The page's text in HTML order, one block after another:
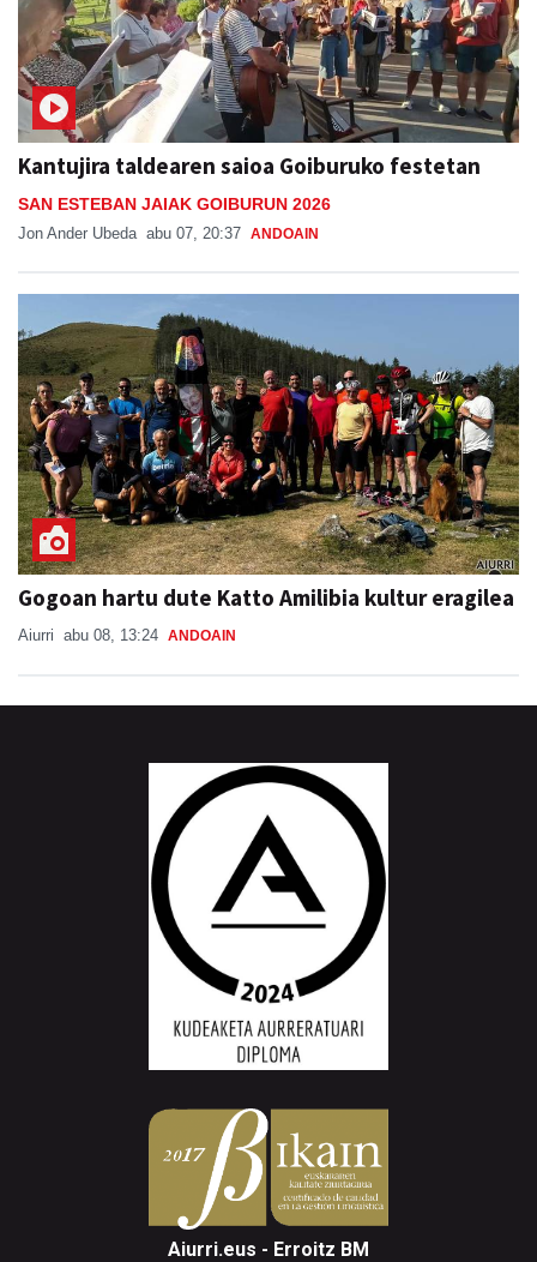
Kantujira taldearen saioa Goiburuko festetan
SAN ESTEBAN JAIAK GOIBURUN 2026
Jon Ander Ubeda abu 07, 20:37 ANDOAIN
Gogoan hartu dute Katto Amilibia kultur eragilea
Aiurri abu 08, 13:24 ANDOAIN
Aiurri.eus - Erroitz BM